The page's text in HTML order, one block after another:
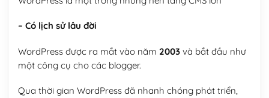
– Có lịch sử lâu đời
WordPress được ra mắt vào năm 2003và bắt đầu như
một công cụ cho các blogger.
Qua thời gian WordPress đã nhanh chóng phát triển,